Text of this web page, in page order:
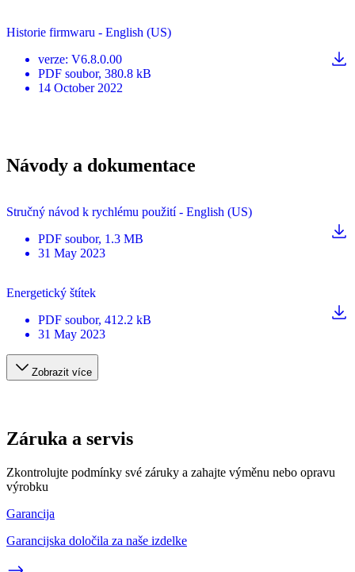
Historie firmwaru - English (US)
verze: V6.8.0.00
PDF soubor, 380.8 kB
14 October 2022
Návody a dokumentace
Stručný návod k rychlému použití - English (US)
PDF soubor, 1.3 MB
31 May 2023
Energetický štítek
PDF soubor, 412.2 kB
31 May 2023
Zobrazit více
Záruka a servis
Zkontrolujte podmínky své záruky a zahajte výměnu nebo opravu
výrobku
Garancija
Garancijska določila za naše izdelke